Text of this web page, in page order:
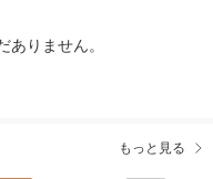
ありません。
もっと見る